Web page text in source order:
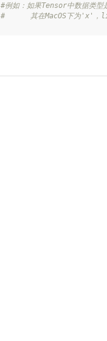
#例如：如果Tensor中数据类
#      其在MacOS下为'x'，